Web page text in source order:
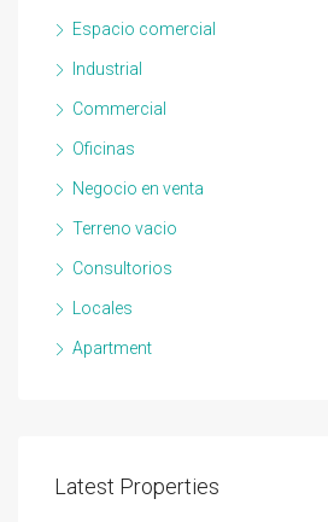
Espacio comercial
Industrial
Commercial
Oficinas
Negocio en venta
Terreno vacio
Consultorios
Locales
Apartment
Latest Properties